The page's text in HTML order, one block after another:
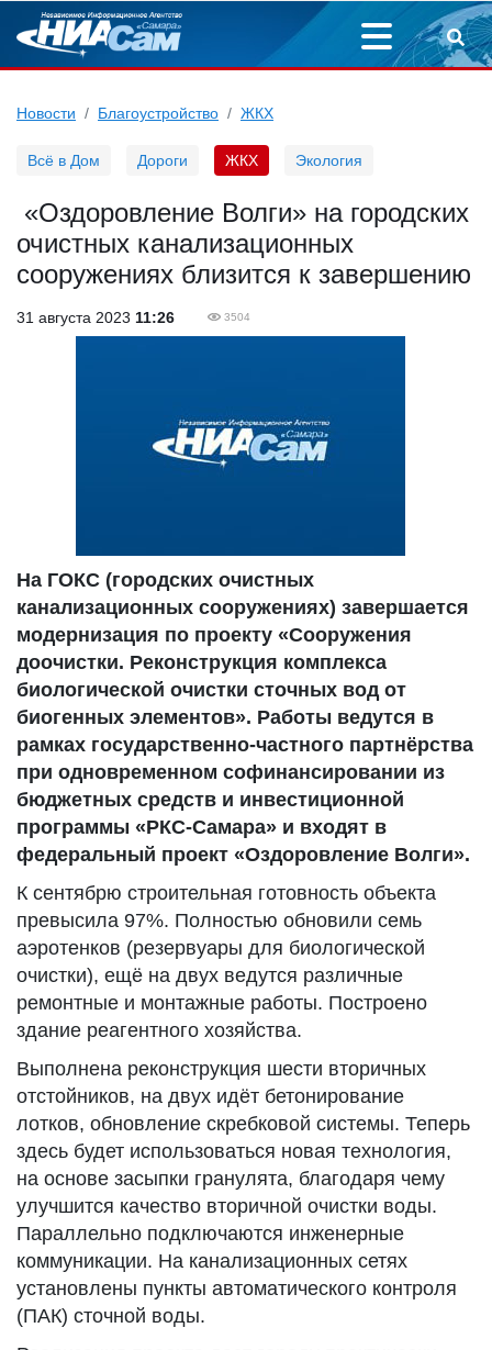
Новости Благоустройство ЖКХ
Всё в Дом Дороги ЖКХ Экология
«Оздоровление Волги» на городских
очистных канализационных
сооружениях близится к завершению
31 августа 2023 11:26 3504
На ГОКС (городских очистных
канализационных сооружениях) завершается
модернизация по проекту «Сооружения
доочистки. Реконструкция комплекса
биологической очистки сточных вод от
биогенных элементов». Работы ведутся в
рамках государственно-частного партнёрства
при одновременном софинансировании из
бюджетных средств и инвестиционной
программы «РКС-Самара» и входят в
федеральный проект «Оздоровление Волги».
К сентябрю строительная готовность объекта
превысила 97%. Полностью обновили семь
аэротенков (резервуары для биологической
очистки), ещё на двух ведутся различные
ремонтные и монтажные работы. Построено
здание реагентного хозяйства.
Выполнена реконструкция шести вторичных
отстойников, на двух идёт бетонирование
лотков, обновление скребковой системы. Теперь
здесь будет использоваться новая технология,
на основе засыпки гранулята, благодаря чему
улучшится качество вторичной очистки воды.
Параллельно подключаются инженерные
коммуникации. На канализационных сетях
установлены пункты автоматического контроля
(ПАК) сточной воды.